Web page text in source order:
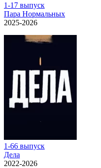
1-17 выпуск
Пара Нормальных
2025-2026
1-66 выпуск
Дела
2022-2026